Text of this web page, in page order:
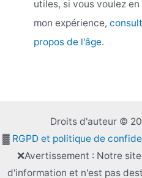
utiles, si vous voulez
mon expérience,
propos de l'âge.
Droits d'auteur ©
▓ RGPD et politique de
❌Avertissement : Notre
d'information et n'est pas